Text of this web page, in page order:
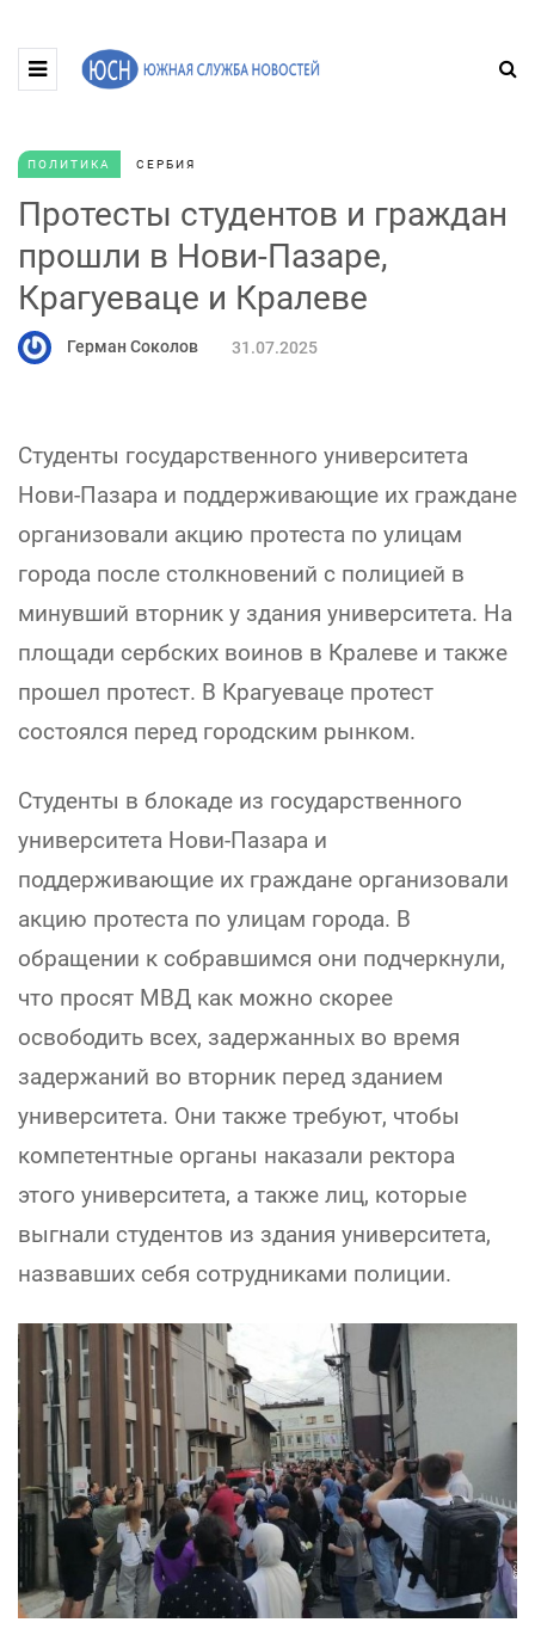
ПОЛИТИКА СЕРБИЯ
Протесты студентов и граждан
прошли в Нови-Пазаре,
Крагуеваце и Кралеве
Герман Соколов 31.07.2025
Студенты государственного университета
Нови-Пазара и поддерживающие их граждане
организовали акцию протеста по улицам
города после столкновений с полицией в
минувший вторник у здания университета. На
площади сербских воинов в Кралеве и также
прошел протест. В Крагуеваце протест
состоялся перед городским рынком.
Студенты в блокаде из государственного
университета Нови-Пазара и
поддерживающие их граждане организовали
акцию протеста по улицам города. В
обращении к собравшимся они подчеркнули,
что просят МВД как можно скорее
освободить всех, задержанных во время
задержаний во вторник перед зданием
университета. Они также требуют, чтобы
компетентные органы наказали ректора
этого университета, а также лиц, которые
выгнали студентов из здания университета,
назвавших себя сотрудниками полиции.